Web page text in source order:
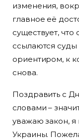
изменения,
главное её
существует, что
ссылаются суды
ориентиром, к
снова.
Поздравить с
словами –
уважаю закон, я
Украины.